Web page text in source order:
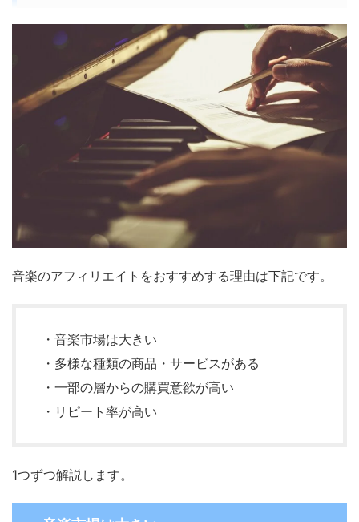
音楽のアフィリエイトをおすすめする理由は下記です。
・音楽市場は大きい
・多様な種類の商品・サービスがある
・一部の層からの購買意欲が高い
・リピート率が高い
1つずつ解説します。